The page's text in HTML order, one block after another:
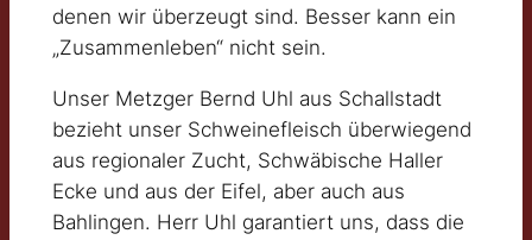
denen wir überzeugt sind. Besser kann ein
„Zusammenleben“ nicht sein.
Unser Metzger Bernd Uhl aus Schallstadt
bezieht unser Schweinefleisch überwiegend
aus regionaler Zucht, Schwäbische Haller
Ecke und aus der Eifel, aber auch aus
Bahlingen. Herr Uhl garantiert uns, dass die